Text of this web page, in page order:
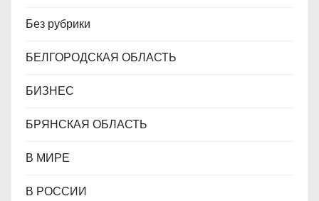
Без рубрики
БЕЛГОРОДСКАЯ ОБЛАСТЬ
БИЗНЕС
БРЯНСКАЯ ОБЛАСТЬ
В МИРЕ
В РОССИИ